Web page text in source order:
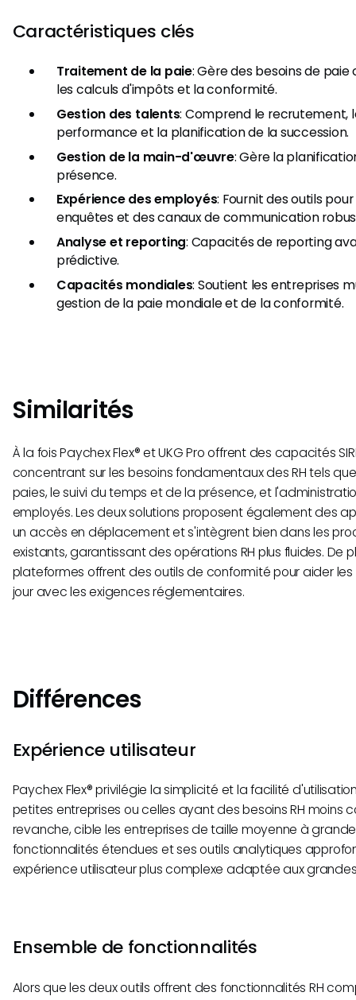
Caractéristiques clés
Traitement de la paie: Gère des besoins de
les calculs d'impôts et la conformité.
Gestion des talents: Comprend le recrutement,
performance et la planification de la succession.
Gestion de la main-d'œuvre: Gère la
présence.
Expérience des employés: Fournit des outils
enquêtes et des canaux de communication
Analyse et reporting: Capacités de reporting
prédictive.
Capacités mondiales: Soutient les entreprises
gestion de la paie mondiale et de la conformité.
Similarités
À la fois Paychex Flex® et UKG Pro offrent des capacités
concentrant sur les besoins fondamentaux des RH tels
paies, le suivi du temps et de la présence, et
employés. Les deux solutions proposent également des
un accès en déplacement et s'intègrent bien dans les
existants, garantissant des opérations RH plus fluides. De
plateformes offrent des outils de conformité pour aider
jour avec les exigences réglementaires.
Différences
Expérience utilisateur
Paychex Flex® privilégie la simplicité et la facilité
petites entreprises ou celles ayant des besoins RH moins
revanche, cible les entreprises de taille moyenne à
fonctionnalités étendues et ses outils analytiques
expérience utilisateur plus complexe adaptée aux
Ensemble de fonctionnalités
Alors que les deux outils offrent des fonctionnalités RH